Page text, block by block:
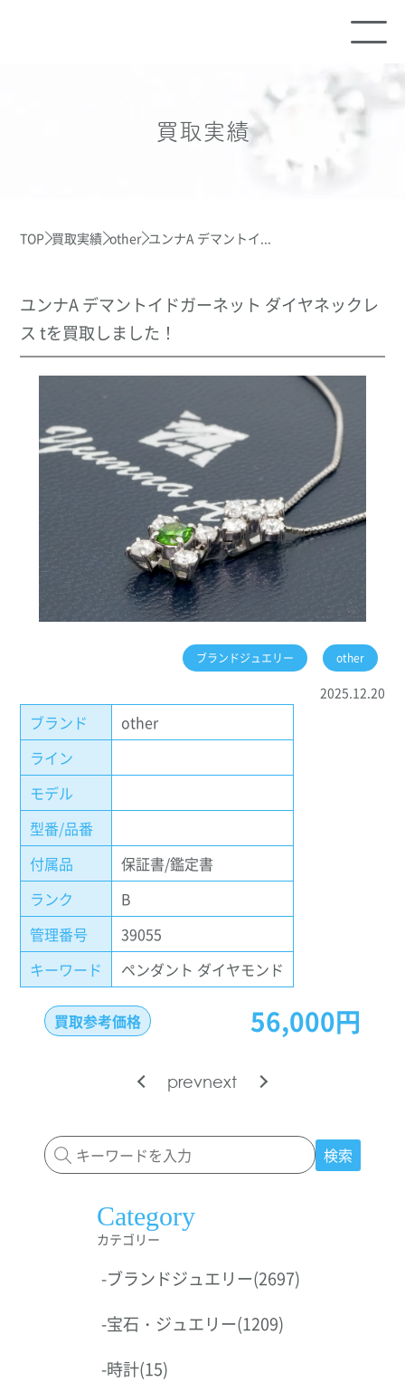
買取実績
TOP 買取実績 other ユンナA デマントイ...
ユンナA デマントイドガーネット ダイヤネックレ
ス tを買取しました！
ブランドジュエリー other
2025.12.20
ブランド
other
ライン
モデル
型番/品番
付属品
保証書/鑑定書
ランク
B
管理番号
39055
キーワード
ペンダント ダイヤモンド
買取参考価格 56,000円
prevnext
検索
Category
カテゴリー
-ブランドジュエリー(2697)
-宝石・ジュエリー(1209)
-時計(15)